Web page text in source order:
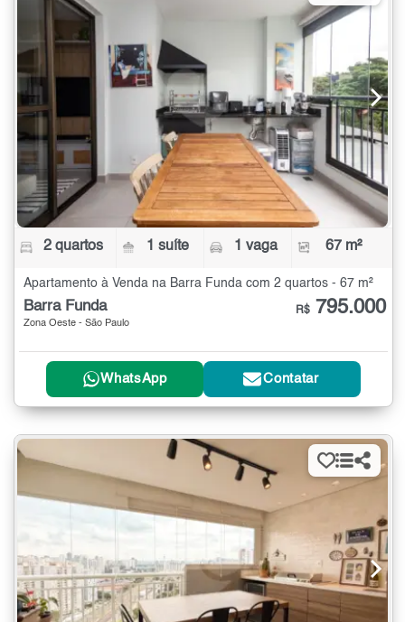
2 quartos 1 suíte 1 vaga 67 m²
Apartamento à Venda na Barra Funda com 2 quartos - 67 m²
Barra Funda
Zona Oeste - São Paulo
R$ 795.000
WhatsApp Contatar